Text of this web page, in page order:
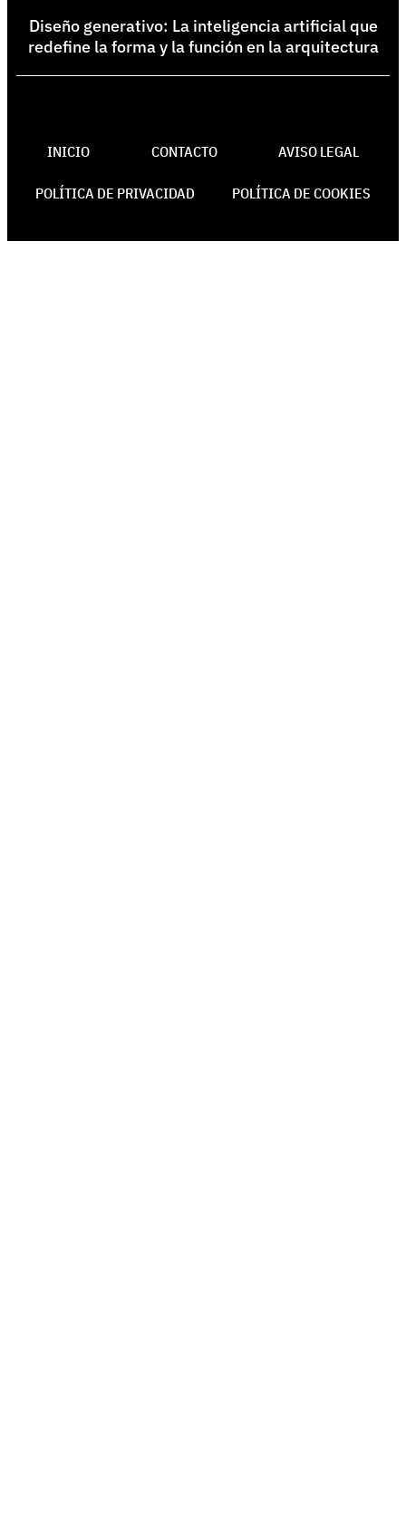
Diseño generativo: La inteligencia artificial que
redefine la forma y la función en la arquitectura
INICIO CONTACTO AVISO LEGAL
POLÍTICA DE PRIVACIDAD POLÍTICA DE COOKIES